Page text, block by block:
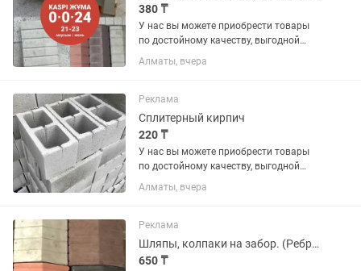
380 ₸
У нас вы можете приобрести товары
по достойному качеству, выгодной
цене и по гарантии. В наличии имеются
различные виды на «БРУСЧАТКА» ,
(мрамор)», «ПЛИТКА» ,...
Алматы, вчера
Реклама
Сплитерный кирпич
220 ₸
У нас вы можете приобрести товары
по достойному качеству, выгодной
цене и по гарантии. В наличии имеются
различные виды на «БРУСЧАТКА» ,
(мрамор)», «ПЛИТКА» ,...
Алматы, вчера
Реклама
Шляпы, колпаки на забор. (Ребристая, гладкая, медуза)
650 ₸